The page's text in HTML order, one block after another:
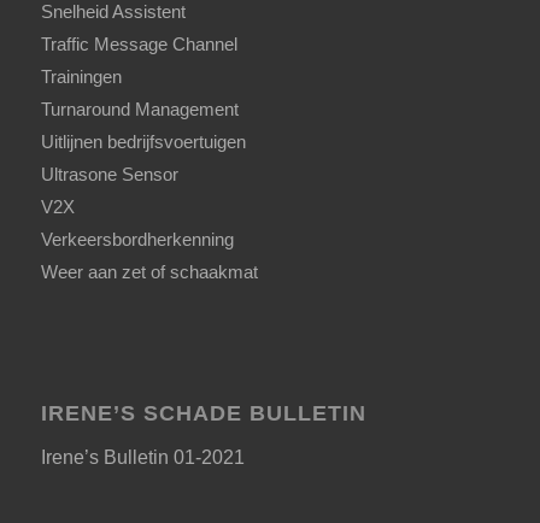
Snelheid Assistent
Traffic Message Channel
Trainingen
Turnaround Management
Uitlijnen bedrijfsvoertuigen
Ultrasone Sensor
V2X
Verkeersbordherkenning
Weer aan zet of schaakmat
IRENE’S SCHADE BULLETIN
Irene’s Bulletin 01-2021